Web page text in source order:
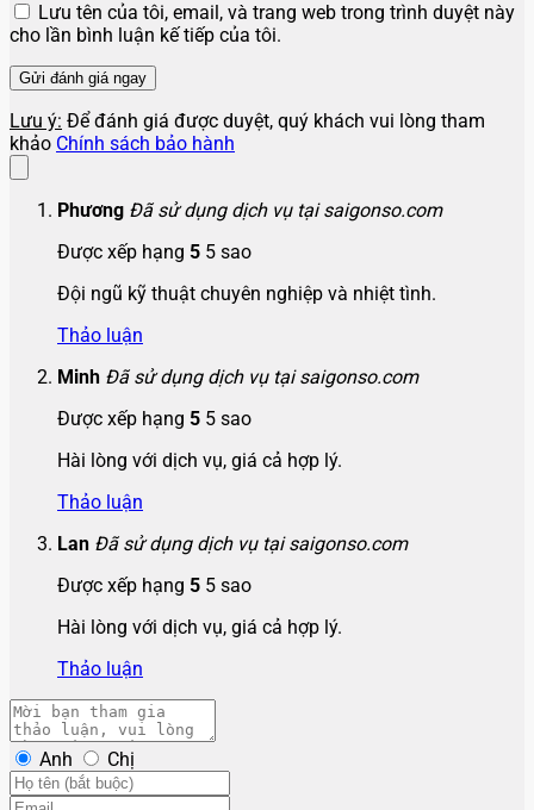
Lưu tên của tôi, email, và trang web trong trình duyệt này
cho lần bình luận kế tiếp của tôi.
Lưu ý: Để đánh giá được duyệt, quý khách vui lòng tham
khảo Chính sách bảo hành
Phương Đã sử dụng dịch vụ tại saigonso.com
Được xếp hạng 5 5 sao
Đội ngũ kỹ thuật chuyên nghiệp và nhiệt tình.
Thảo luận
Minh Đã sử dụng dịch vụ tại saigonso.com
Được xếp hạng 5 5 sao
Hài lòng với dịch vụ, giá cả hợp lý.
Thảo luận
Lan Đã sử dụng dịch vụ tại saigonso.com
Được xếp hạng 5 5 sao
Hài lòng với dịch vụ, giá cả hợp lý.
Thảo luận
Anh Chị